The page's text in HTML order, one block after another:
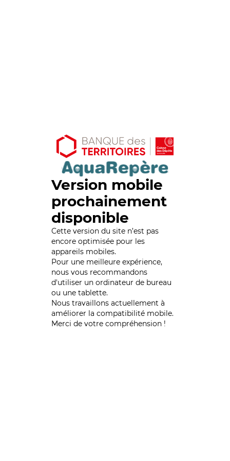
Version mobile
prochainement
disponible
Cette version du site n’est pas
encore optimisée pour les
appareils mobiles.
Pour une meilleure expérience,
nous vous recommandons
d'utiliser un ordinateur de bureau
ou une tablette.
Nous travaillons actuellement à
améliorer la compatibilité mobile.
Merci de votre compréhension !